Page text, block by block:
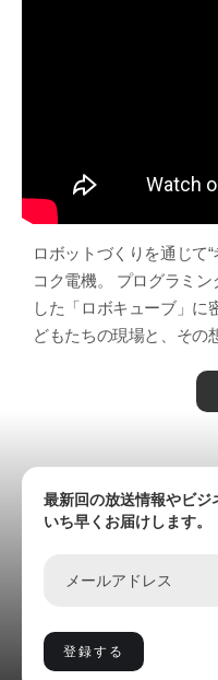
ロボットづくりを通じて
コク電機。 プログラミ
した「ロボキューブ」に
どもたちの現場と、その
最新回の放送情報やビ
いち早くお届けします。